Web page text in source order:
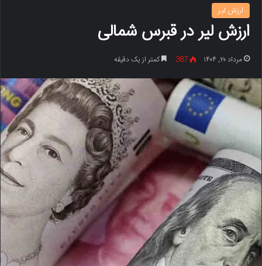
ارزش لیر
ارزش لیر در قبرس شمالی
مرداد ۲۰, ۱۴۰۴ 387 کمتر از یک دقیقه